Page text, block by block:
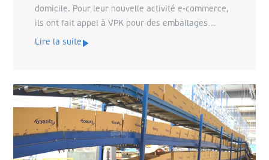
domicile. Pour leur nouvelle activité e-commerce,
ils ont fait appel à VPK pour des emballages
durables, efficaces et attrayants. Nous avons
Lire la suite